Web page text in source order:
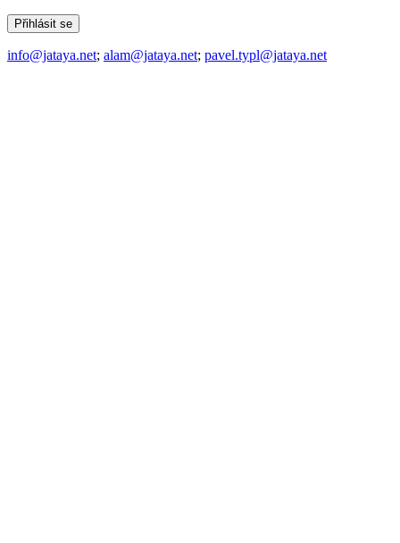
info@jataya.net; alam@jataya.net; pavel.typl@jataya.net